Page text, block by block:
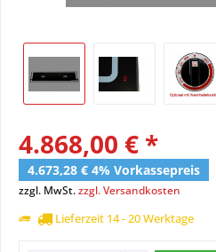
4.868,00 € *
4.673,28 € 4% Vorkassepreis
zzgl. MwSt.zzgl. Versandkosten
Lieferzeit 14 - 20 Werktage